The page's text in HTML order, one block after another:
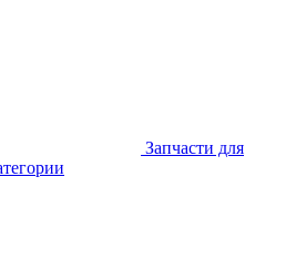
Запчасти для